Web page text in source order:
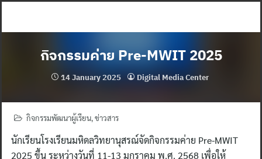
กิจกรรมค่าย Pre-MWIT 2025
14 January 2025 Digital Media Center
กิจกรรมพัฒนาผู้เรียน,ข่าวสาร
นักเรียนโรงเรียนมหิดลวิทยานุสรณ์จัดกิจกรรมค่าย Pre-MWIT
2025 ขึ้น ระหว่างวันที่ 11-13 มกราคม พ.ศ. 2568 เพื่อให้